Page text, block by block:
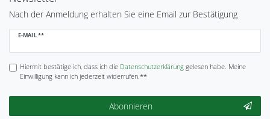
Nach der Anmeldung erhalten Sie eine Email zur Bestätigung
E-MAIL **
Newsletter
Hiermit bestätige ich, dass ich die Daten­schutz­erklärunggelesen habe. Meine
Einwilligung kann ich jederzeit widerrufen.**
Abonnieren